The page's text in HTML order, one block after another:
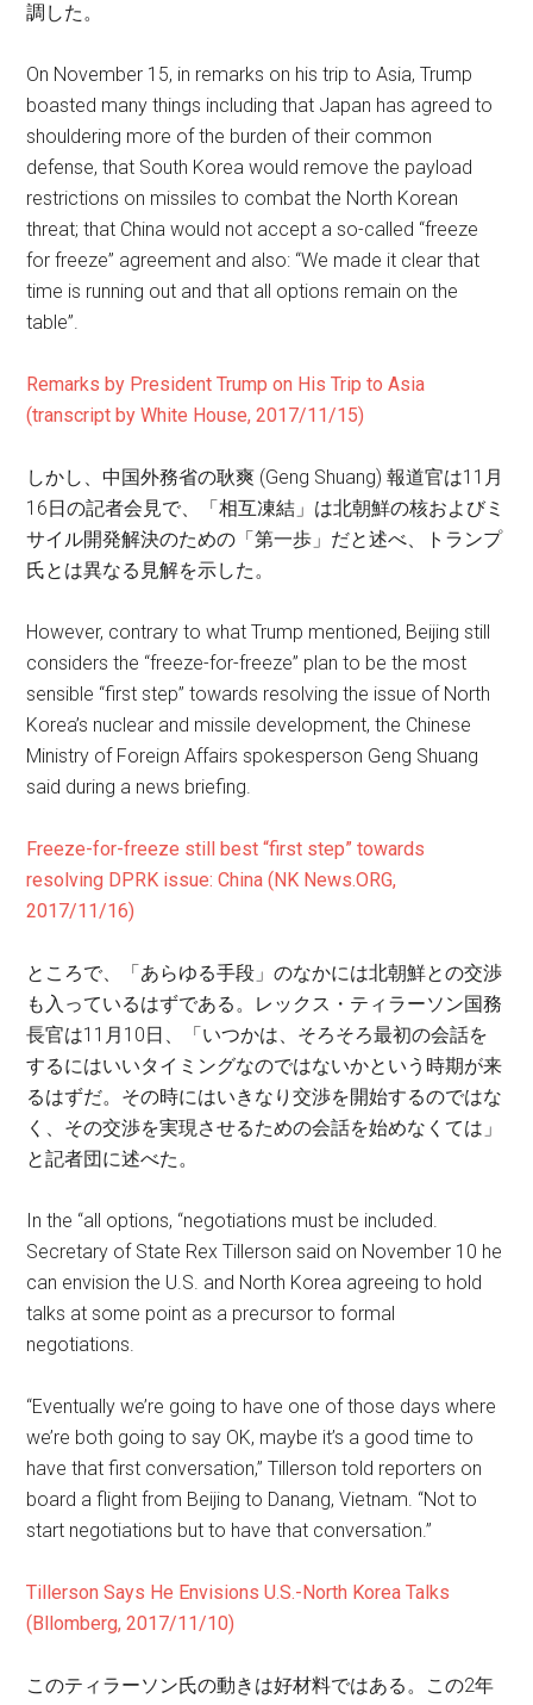
調した。
On November 15, in remarks on his trip to Asia, Trump
boasted many things including that Japan has agreed to
shouldering more of the burden of their common
defense, that South Korea would remove the payload
restrictions on missiles to combat the North Korean
threat; that China would not accept a so-called “freeze
for freeze” agreement and also: “We made it clear that
time is running out and that all options remain on the
table”.
Remarks by President Trump on His Trip to Asia
(transcript by White House, 2017/11/15)
しかし、中国外務省の耿爽 (Geng Shuang) 報道官は11月
16日の記者会見で、「相互凍結」は北朝鮮の核およびミ
サイル開発解決のための「第一歩」だと述べ、トランプ
氏とは異なる見解を示した。
However, contrary to what Trump mentioned, Beijing still
considers the “freeze-for-freeze” plan to be the most
sensible “first step” towards resolving the issue of North
Korea’s nuclear and missile development, the Chinese
Ministry of Foreign Affairs spokesperson Geng Shuang
said during a news briefing.
Freeze-for-freeze still best “first step” towards
resolving DPRK issue: China (NK News.ORG,
2017/11/16)
ところで、「あらゆる手段」のなかには北朝鮮との交渉
も入っているはずである。レックス・ティラーソン国務
長官は11月10日、「いつかは、そろそろ最初の会話を
するにはいいタイミングなのではないかという時期が来
るはずだ。その時にはいきなり交渉を開始するのではな
く、その交渉を実現させるための会話を始めなくては」
と記者団に述べた。
In the “all options, “negotiations must be included.
Secretary of State Rex Tillerson said on November 10 he
can envision the U.S. and North Korea agreeing to hold
talks at some point as a precursor to formal
negotiations.
“Eventually we’re going to have one of those days where
we’re both going to say OK, maybe it’s a good time to
have that first conversation,” Tillerson told reporters on
board a flight from Beijing to Danang, Vietnam. “Not to
start negotiations but to have that conversation.”
Tillerson Says He Envisions U.S.-North Korea Talks
(Bllomberg, 2017/11/10)
このティラーソン氏の動きは好材料ではある。この2年